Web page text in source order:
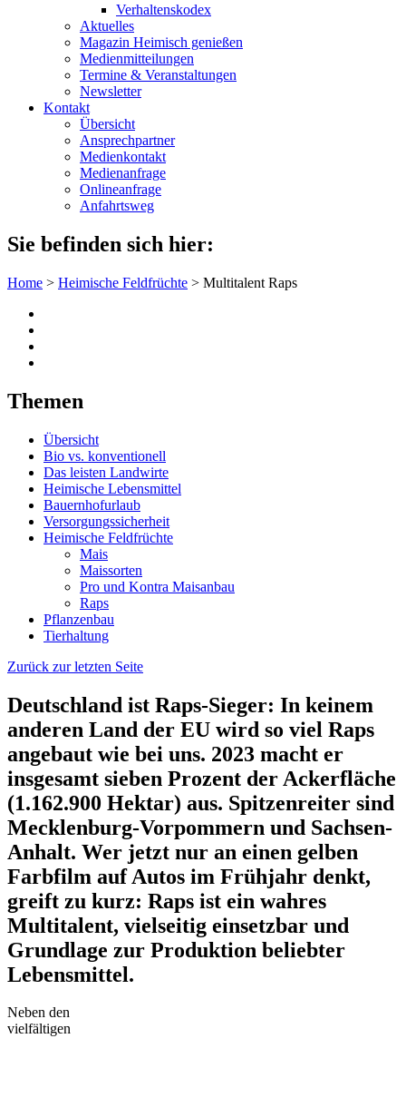
Verhaltenskodex
Aktuelles
Magazin Heimisch genießen
Medienmitteilungen
Termine & Veranstaltungen
Newsletter
Kontakt
Übersicht
Ansprechpartner
Medienkontakt
Medienanfrage
Onlineanfrage
Anfahrtsweg
Sie befinden sich hier:
Home > Heimische Feldfrüchte > Multitalent Raps
Themen
Übersicht
Bio vs. konventionell
Das leisten Landwirte
Heimische Lebensmittel
Bauernhofurlaub
Versorgungssicherheit
Heimische Feldfrüchte
Mais
Maissorten
Pro und Kontra Maisanbau
Raps
Pflanzenbau
Tierhaltung
Zurück zur letzten Seite
Deutschland ist Raps-Sieger: In keinem
anderen Land der EU wird so viel Raps
angebaut wie bei uns. 2023 macht er
insgesamt sieben Prozent der Ackerfläche
(1.162.900 Hektar) aus. Spitzenreiter sind
Mecklenburg-Vorpommern und Sachsen-
Anhalt. Wer jetzt nur an einen gelben
Farbfilm auf Autos im Frühjahr denkt,
greift zu kurz: Raps ist ein wahres
Multitalent, vielseitig einsetzbar und
Grundlage zur Produktion beliebter
Lebensmittel.
Neben den
vielfältigen